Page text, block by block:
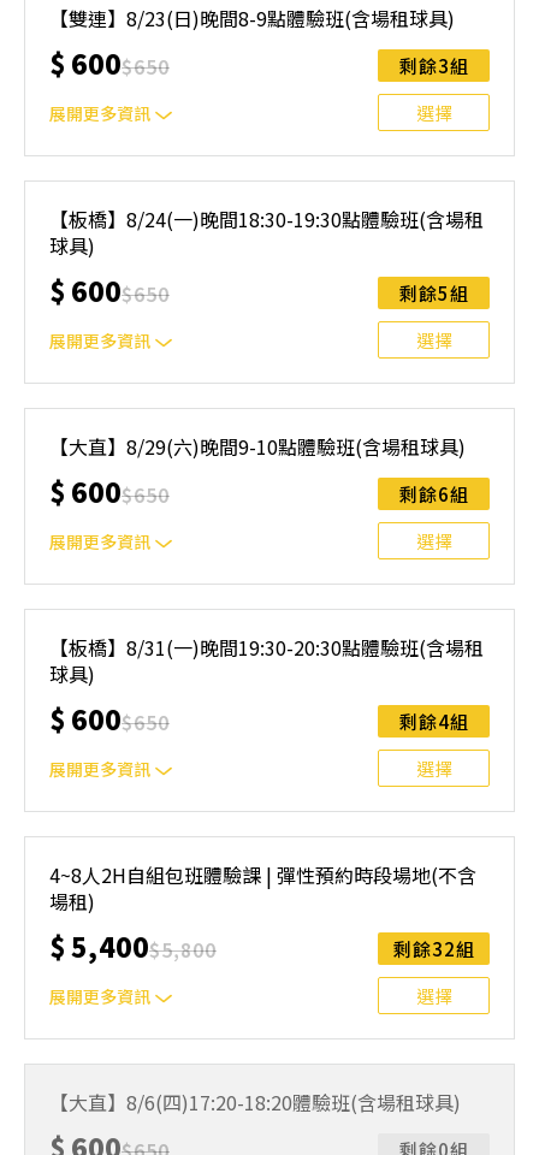
制。歡迎邀請親友一同報名參加，享受團體運動樂趣！ 如
人數未達開班門檻，或因天候不佳無法如期舉行，POA將視
情況安排延期或併班處理。 ⚠️ 報名完成後，如因天候因素
無法上課，僅提供課程延期選項，恕不退費，請參閱【報名
與課程異動規則】。報名後視為您已同意上述規則。
【雙連】8/23(日)晚間8-9點體驗班(含場租球具)
$ 600$650
展開更多資訊
剩餘3組
選擇
制。歡迎邀請親友一同報名參加，享受團體運動樂趣！ 如
人數未達開班門檻，或因天候不佳無法如期舉行，POA將視
情況安排延期或併班處理。 ⚠️ 報名完成後，如因天候因素
無法上課，僅提供課程延期選項，恕不退費，請參閱【報名
與課程異動規則】。報名後視為您已同意上述規則。
【板橋】8/24(一)晚間18:30-19:30點體驗班(含場租
球具)
$ 600$650
展開更多資訊
剩餘5組
選擇
制。歡迎邀請親友一同報名參加，享受團體運動樂趣！ 如
人數未達開班門檻，或因天候不佳無法如期舉行，POA將視
情況安排延期或併班處理。 ⚠️ 報名完成後，如因天候因素
無法上課，僅提供課程延期選項，恕不退費，請參閱【報名
與課程異動規則】。報名後視為您已同意上述規則。
【大直】8/29(六)晚間9-10點體驗班(含場租球具)
$ 600$650
展開更多資訊
剩餘6組
選擇
制。歡迎邀請親友一同報名參加，享受團體運動樂趣！ 如
人數未達開班門檻，或因天候不佳無法如期舉行，POA將視
情況安排延期或併班處理。 ⚠️ 報名完成後，如因天候因素
無法上課，僅提供課程延期選項，恕不退費，請參閱【報名
與課程異動規則】。報名後視為您已同意上述規則。
【板橋】8/31(一)晚間19:30-20:30點體驗班(含場租
球具)
$ 600$650
展開更多資訊
剩餘4組
選擇
制。歡迎邀請親友一同報名參加，享受團體運動樂趣！ 如
人數未達開班門檻，或因天候不佳無法如期舉行，POA將視
情況安排延期或併班處理。 ⚠️ 報名完成後，如因天候因素
無法上課，僅提供課程延期選項，恕不退費，請參閱【報名
與課程異動規則】。報名後視為您已同意上述規則。
4~8人2H自組包班體驗課 | 彈性預約時段場地(不含
場租)
$5,400$5,800
展開更多資訊
剩餘32組
選擇
和、萬華、桃園，將會依照預約時間與地點為您安排合適的
【大直】8/6(四)17:20-18:20體驗班(含場租球具)
$ 600 剩餘0組